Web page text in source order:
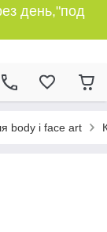
день,"под
body і face art